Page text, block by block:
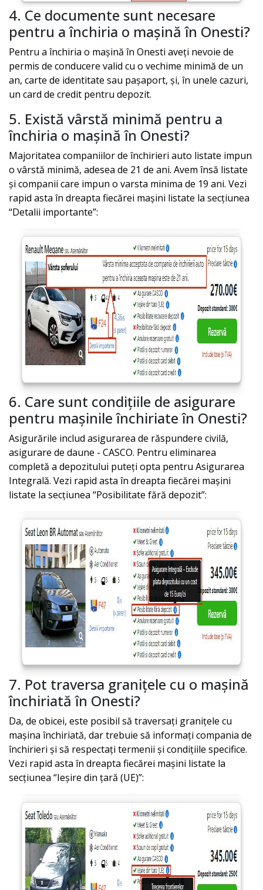
4. Ce documente sunt necesare
pentru a închiria o mașină în Onesti?
Pentru a închiria o mașină în Onesti aveți nevoie de
permis de conducere valid cu o vechime minimă de un
an, carte de identitate sau pașaport, și, în unele cazuri,
un card de credit pentru depozit.
5. Există vârstă minimă pentru a
închiria o mașină în Onesti?
Majoritatea companiilor de închirieri auto listate impun
o vârstă minimă, adesea de 21 de ani. Avem însă listate
și companii care impun o varsta minima de 19 ani. Vezi
rapid asta în dreapta fiecărei mașini listate la secțiunea
“Detalii importante”:
6. Care sunt condițiile de asigurare
pentru mașinile închiriate în Onesti?
Asigurările includ asigurarea de răspundere civilă,
asigurare de daune - CASCO. Pentru eliminarea
completă a depozitului puteți opta pentru Asigurarea
Integrală. Vezi rapid asta în dreapta fiecărei mașini
listate la secțiunea “Posibilitate fără depozit”:
7. Pot traversa granițele cu o mașină
închiriată în Onesti?
Da, de obicei, este posibil să traversați granițele cu
mașina închiriată, dar trebuie să informați compania de
închirieri și să respectați termenii și condițiile specifice.
Vezi rapid asta în dreapta fiecărei mașini listate la
secțiunea “Ieșire din țară (UE)”: